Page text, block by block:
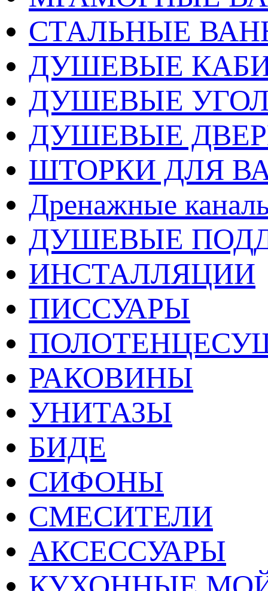
СТАЛЬНЫЕ
ДУШЕВЫЕ
ДУШЕВЫЕ
ДУШЕВЫЕ
ШТОРКИ ДЛЯ
Дренажные
ДУШЕВЫЕ
ИНСТАЛЛЯЦИИ
ПИССУАРЫ
РАКОВИНЫ
УНИТАЗЫ
БИДЕ
СИФОНЫ
СМЕСИТЕЛИ
АКСЕССУАРЫ